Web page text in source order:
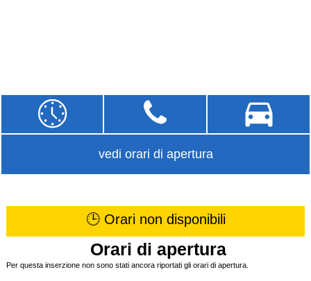
vedi orari di apertura
🕒 Orari non disponibili
Orari di apertura
Per questa inserzione non sono stati ancora riportati gli orari di apertura.